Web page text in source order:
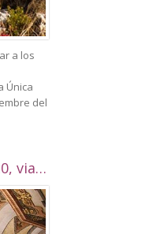
a los
Única
del
de
más
el
en el
Semana Santa Alcalá la Real 2020, viaje por Andalucía